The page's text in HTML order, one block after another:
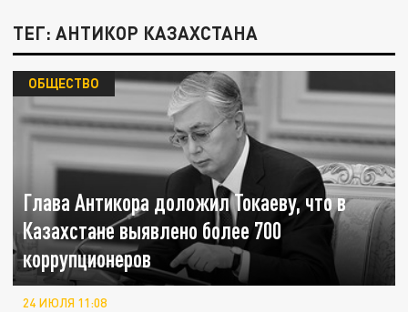
ТЕГ: АНТИКОР КАЗАХСТАНА
Глава Антикора доложил Токаеву, что в
Казахстане выявлено более 700
коррупционеров
ОБЩЕСТВО
24 ИЮЛЯ 11:08